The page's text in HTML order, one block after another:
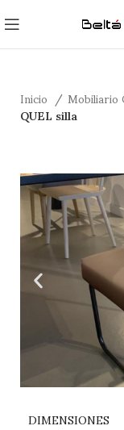
Inicio
QUEL silla
DIMENSIONES